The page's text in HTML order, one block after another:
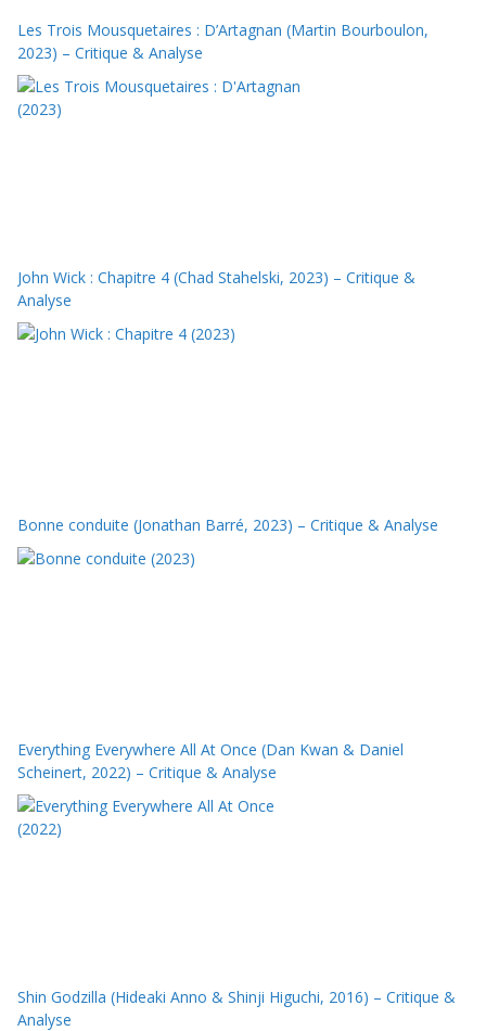
Les Trois Mousquetaires : D’Artagnan (Martin Bourboulon,
2023) – Critique & Analyse
John Wick : Chapitre 4 (Chad Stahelski, 2023) – Critique &
Analyse
Bonne conduite (Jonathan Barré, 2023) – Critique & Analyse
Everything Everywhere All At Once (Dan Kwan & Daniel
Scheinert, 2022) – Critique & Analyse
Shin Godzilla (Hideaki Anno & Shinji Higuchi, 2016) – Critique &
Analyse